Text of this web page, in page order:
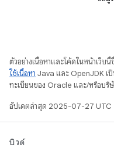
ตัวอย่างเนื้อหาและโค้ดในหน้าเว็
ใช้เนื้อหา Java และ OpenJDK เป็
ทะเบียนของ Oracle และ/หรือบริษั
อัปเดตล่าสุด 2025-07-27 UTC
บิวด์